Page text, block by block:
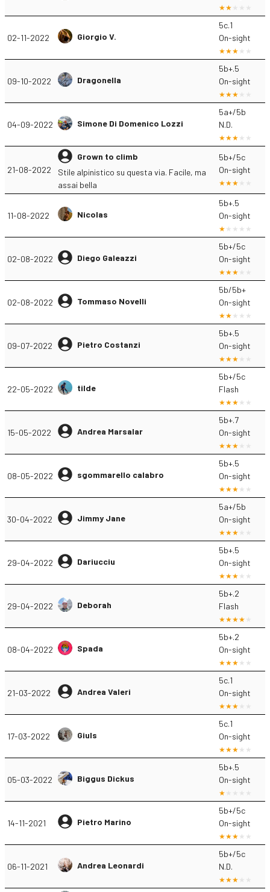
02-11-2022 Giorgio V.
5c.1
On-sight
09-10-2022 Dragonella
5b+.5
On-sight
04-09-2022 Simone Di Domenico Lozzi
5a+/5b
N.D.
21-08-2022
Grown to climb
Stile alpinistico su questa via. Facile, ma
assai bella
5b+/5c
On-sight
11-08-2022 Nicolas
5b+.5
On-sight
02-08-2022 Diego Galeazzi
5b+/5c
On-sight
02-08-2022 Tommaso Novelli
5b/5b+
On-sight
09-07-2022 Pietro Costanzi
5b+.5
On-sight
22-05-2022 tilde
5b+/5c
Flash
15-05-2022 Andrea Marsalar
5b+.7
On-sight
08-05-2022 sgommarello calabro
5b+.5
On-sight
30-04-2022 Jimmy Jane
5a+/5b
On-sight
29-04-2022 Dariucciu
5b+.5
On-sight
29-04-2022 Deborah
5b+.2
Flash
08-04-2022 Spada
5b+.2
On-sight
21-03-2022 Andrea Valeri
5c.1
On-sight
17-03-2022 Giuls
5c.1
On-sight
05-03-2022 Biggus Dickus
5b+.5
On-sight
14-11-2021 Pietro Marino
5b+/5c
On-sight
06-11-2021 Andrea Leonardi
5b+/5c
N.D.